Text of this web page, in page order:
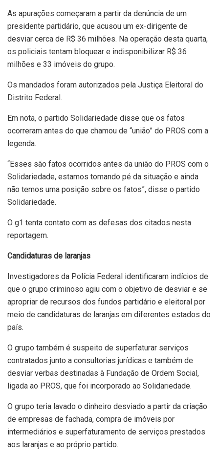
As apurações começaram a partir da denúncia de um
presidente partidário, que acusou um ex-dirigente de
desviar cerca de R$ 36 milhões. Na operação desta quarta,
os policiais tentam bloquear e indisponibilizar R$ 36
milhões e 33 imóveis do grupo.
Os mandados foram autorizados pela Justiça Eleitoral do
Distrito Federal.
Em nota, o partido Solidariedade disse que os fatos
ocorreram antes do que chamou de “união” do PROS com a
legenda.
“Esses são fatos ocorridos antes da união do PROS com o
Solidariedade, estamos tomando pé da situação e ainda
não temos uma posição sobre os fatos”, disse o partido
Solidariedade.
O g1 tenta contato com as defesas dos citados nesta
reportagem.
Candidaturas de laranjas
Investigadores da Polícia Federal identificaram indícios de
que o grupo criminoso agiu com o objetivo de desviar e se
apropriar de recursos dos fundos partidário e eleitoral por
meio de candidaturas de laranjas em diferentes estados do
país.
O grupo também é suspeito de superfaturar serviços
contratados junto a consultorias jurídicas e também de
desviar verbas destinadas à Fundação de Ordem Social,
ligada ao PROS, que foi incorporado ao Solidariedade.
O grupo teria lavado o dinheiro desviado a partir da criação
de empresas de fachada, compra de imóveis por
intermediários e superfaturamento de serviços prestados
aos laranjas e ao próprio partido.